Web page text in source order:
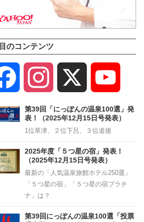
のコンテンツ
Facebook Instagram
第39回「にっぽんの温泉100選」発
表！（2025年12月15日号発表）
1位草津、２位下呂、３位道後
2025年度「５つ星の宿」発表！
（2025年12月15日号発表）
最新の「人気温泉旅館ホテル250選」
「５つ星の宿」「５つ星の宿プラチ
ナ」は？
第39回にっぽんの温泉100選「投票